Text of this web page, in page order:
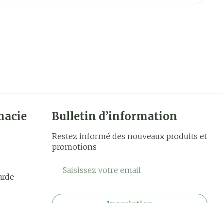
Bulletin d’information
Restez informé des nouveaux produits et
promotions
Adresse mail